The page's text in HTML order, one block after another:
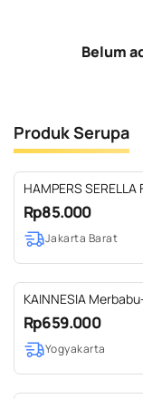
Belum
Produk Serupa
HAMPERS SERELLA
Rp85.000
Jakarta Barat
KAINNESIA
Souvenir Hampers
Pernikahan Birthday
Graduation Gift
Rp659.000
Yogyakarta